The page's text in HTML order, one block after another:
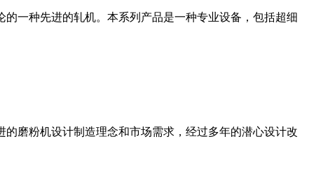
一种先进的轧机。本系列产品是一种专业设备，包括超细
磨粉机设计制造理念和市场需求，经过多年的潜心设计改